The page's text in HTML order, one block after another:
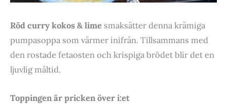
Röd curry kokos & lime smaksätter denna krämiga
pumpasoppa som värmer inifrån. Tillsammans med
den rostade fetaosten och krispiga brödet blir det en
ljuvlig måltid.
Toppingen är pricken över i:et